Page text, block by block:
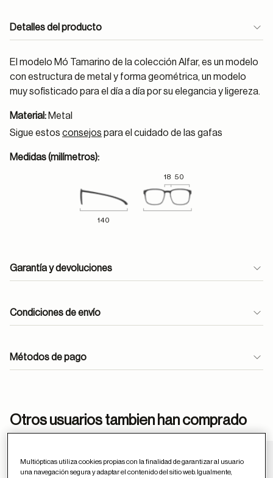
Detalles del producto
El modelo Mó Tamarino de la colección Alfar, es un modelo
con estructura de metal y forma geométrica, un modelo
muy sofisticado para el día a día por su elegancia y ligereza.
Material: Metal
Sigue estos consejos para el cuidado de las gafas
Medidas (milímetros):
18 50
140
Garantía y devoluciones
ayuda
Condiciones de envío
Métodos de pago
Otros usuarios tambien han comprado
Guardar en
Multiópticas utiliza cookies propias con la finalidad de garantizar al usuario
una navegación segura y adaptar el contenido del sitio web. Igualmente,